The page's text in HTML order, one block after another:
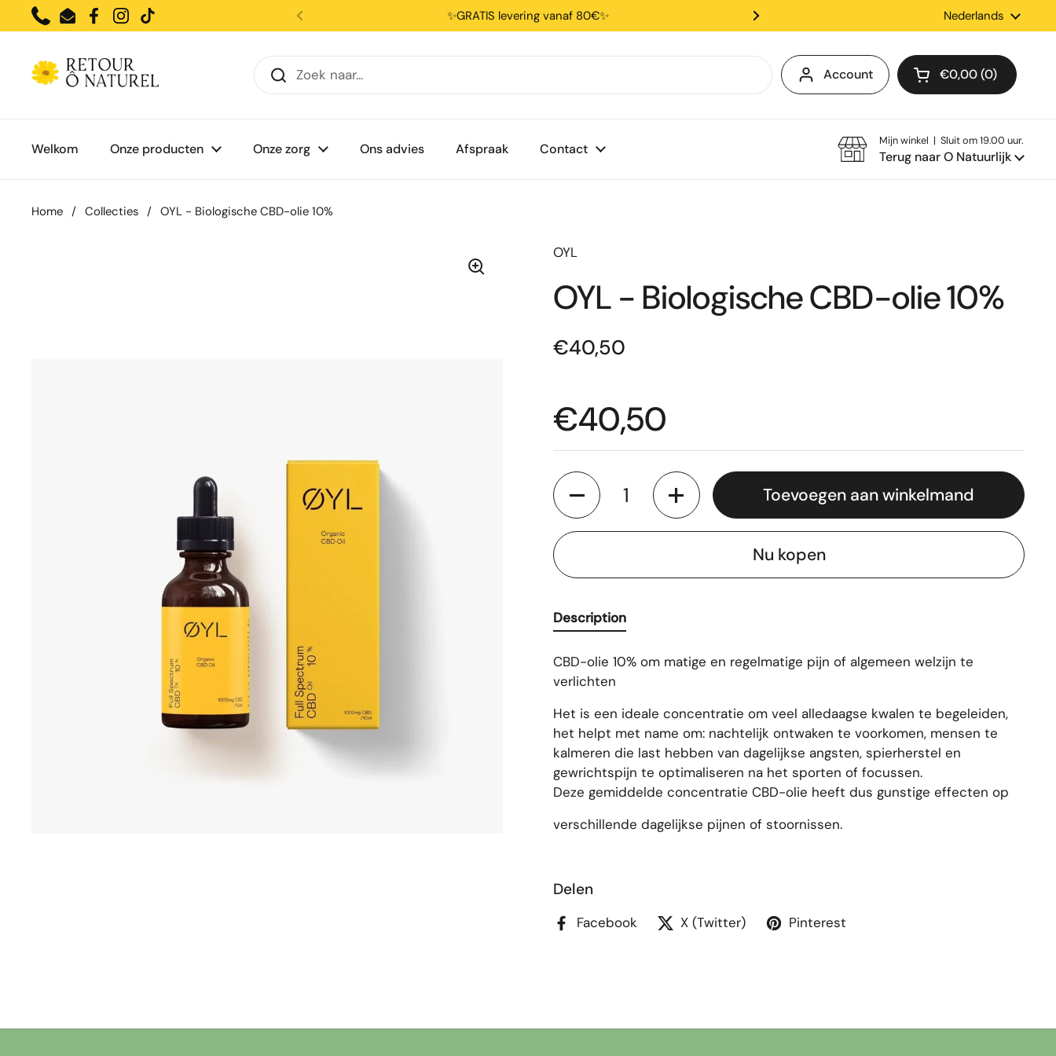
Ga naar content
PhoneEmailFacebook
Instagram
TikTok
✨GRATIS levering vanaf 80€✨ ✨Afhalen in de winkel
Taal
Nederlands
Account Winkelwagentje
€0,00 0
Welkom Onze producten Onze zorg Ons advies Afspraak Contact
Mijn winkel | Sluit om 19.00 uur.
Terug naar O Natuurlijk
Home / Collecties / OYL - Biologische CBD-olie 10%
OYL
OYL - Biologische CBD-olie 10%
€40,50
€40,50
Aantal
Toevoegen aan winkelmand
Nu kopen
Description
CBD-olie 10% om matige en regelmatige pijn of algemeen welzijn te
verlichten
Het is een ideale concentratie om veel alledaagse kwalen te begeleiden,
het helpt met name om: nachtelijk ontwaken te voorkomen, mensen te
kalmeren die last hebben van dagelijkse angsten, spierherstel en
gewrichtspijn te optimaliseren na het sporten of focussen.
Deze gemiddelde concentratie CBD-olie heeft dus gunstige effecten op
verschillende dagelijkse pijnen of stoornissen.
Delen
Facebook X (Twitter) Pinterest